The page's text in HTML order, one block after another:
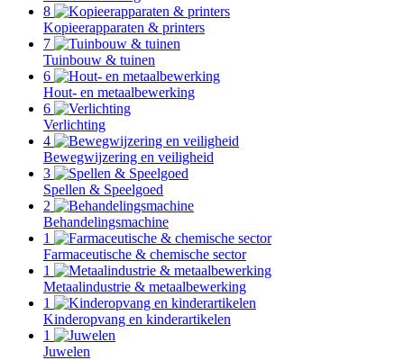
8
Kopieerapparaten & printers
7
Tuinbouw & tuinen
6
Hout- en metaalbewerking
6
Verlichting
4
Bewegwijzering en veiligheid
3
Spellen & Speelgoed
2
Behandelingsmachine
1
Farmaceutische & chemische sector
1
Metaalindustrie & metaalbewerking
1
Kinderopvang en kinderartikelen
1
Juwelen